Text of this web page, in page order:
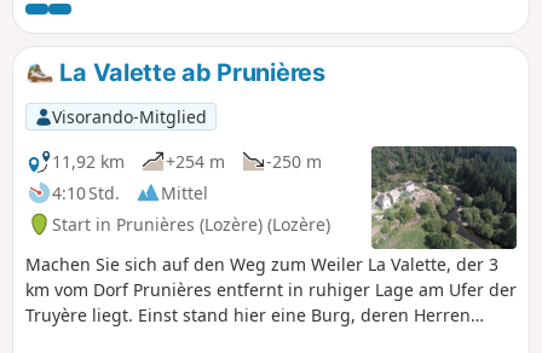
La Valette ab Prunières
Visorando-Mitglied
11,92 km
+254 m
-250 m
4:10 Std.
Mittel
Start in Prunières (Lozère) (Lozère)
Machen Sie sich auf den Weg zum Weiler La Valette, der 3
km vom Dorf Prunières entfernt in ruhiger Lage am Ufer der
Truyère liegt. Einst stand hier eine Burg, deren Herren